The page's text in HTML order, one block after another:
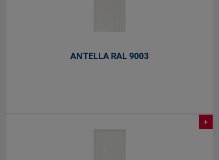
ANTELLA RAL 9003
+